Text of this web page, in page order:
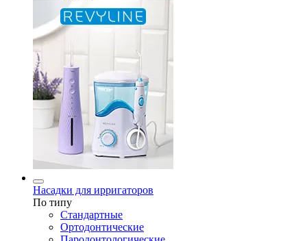
Насадки для ирригаторов
По типу
Стандартные
Ортодонтические